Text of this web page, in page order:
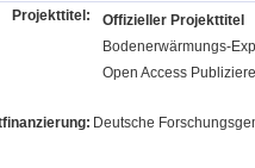
Projekttitel: Offizieller Projekttitel
Bodenerwärmungs-
Open Access
Deutsche